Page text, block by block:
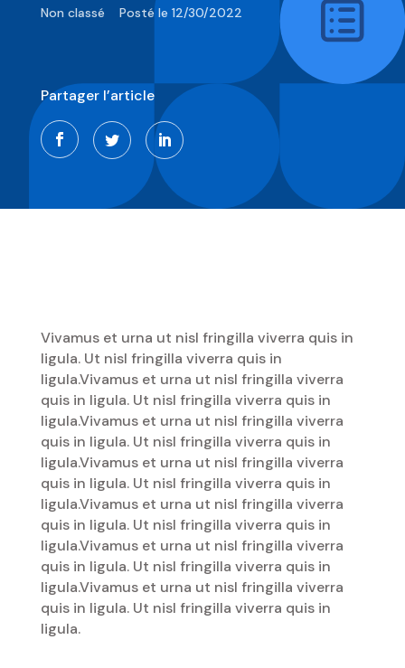
Non classé Posté le 12/30/2022
Partager l’article
Vivamus et urna ut nisl fringilla viverra quis in
ligula. Ut nisl fringilla viverra quis in
ligula.Vivamus et urna ut nisl fringilla viverra
quis in ligula. Ut nisl fringilla viverra quis in
ligula.Vivamus et urna ut nisl fringilla viverra
quis in ligula. Ut nisl fringilla viverra quis in
ligula.Vivamus et urna ut nisl fringilla viverra
quis in ligula. Ut nisl fringilla viverra quis in
ligula.Vivamus et urna ut nisl fringilla viverra
quis in ligula. Ut nisl fringilla viverra quis in
ligula.Vivamus et urna ut nisl fringilla viverra
quis in ligula. Ut nisl fringilla viverra quis in
ligula.Vivamus et urna ut nisl fringilla viverra
quis in ligula. Ut nisl fringilla viverra quis in
ligula.